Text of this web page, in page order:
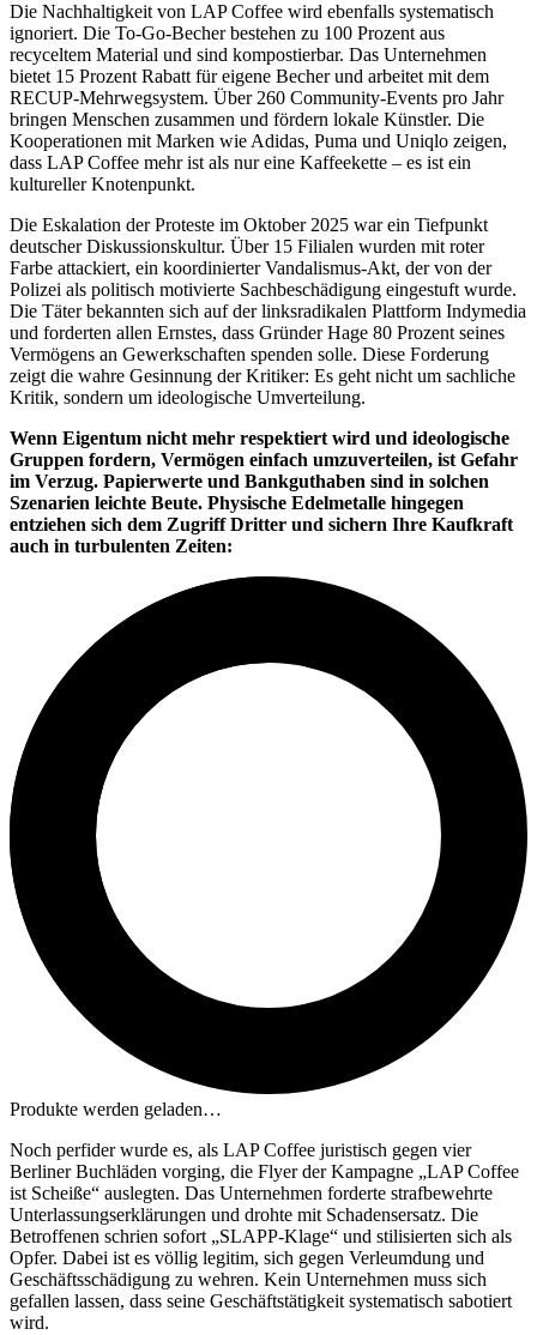
Die Nachhaltigkeit von LAP Coffee wird ebenfalls systematisch
ignoriert. Die To-Go-Becher bestehen zu 100 Prozent aus
recyceltem Material und sind kompostierbar. Das Unternehmen
bietet 15 Prozent Rabatt für eigene Becher und arbeitet mit dem
RECUP-Mehrwegsystem. Über 260 Community-Events pro Jahr
bringen Menschen zusammen und fördern lokale Künstler. Die
Kooperationen mit Marken wie Adidas, Puma und Uniqlo zeigen,
dass LAP Coffee mehr ist als nur eine Kaffeekette – es ist ein
kultureller Knotenpunkt.
Die Eskalation der Proteste im Oktober 2025 war ein Tiefpunkt
deutscher Diskussionskultur. Über 15 Filialen wurden mit roter
Farbe attackiert, ein koordinierter Vandalismus-Akt, der von der
Polizei als politisch motivierte Sachbeschädigung eingestuft wurde.
Die Täter bekannten sich auf der linksradikalen Plattform Indymedia
und forderten allen Ernstes, dass Gründer Hage 80 Prozent seines
Vermögens an Gewerkschaften spenden solle. Diese Forderung
zeigt die wahre Gesinnung der Kritiker: Es geht nicht um sachliche
Kritik, sondern um ideologische Umverteilung.
Wenn Eigentum nicht mehr respektiert wird und ideologische
Gruppen fordern, Vermögen einfach umzuverteilen, ist Gefahr
im Verzug. Papierwerte und Bankguthaben sind in solchen
Szenarien leichte Beute. Physische Edelmetalle hingegen
entziehen sich dem Zugriff Dritter und sichern Ihre Kaufkraft
auch in turbulenten Zeiten:
Produkte werden geladen…
Noch perfider wurde es, als LAP Coffee juristisch gegen vier
Berliner Buchläden vorging, die Flyer der Kampagne „LAP Coffee
ist Scheiße“ auslegten. Das Unternehmen forderte strafbewehrte
Unterlassungserklärungen und drohte mit Schadensersatz. Die
Betroffenen schrien sofort „SLAPP-Klage“ und stilisierten sich als
Opfer. Dabei ist es völlig legitim, sich gegen Verleumdung und
Geschäftsschädigung zu wehren. Kein Unternehmen muss sich
gefallen lassen, dass seine Geschäftstätigkeit systematisch sabotiert
wird.